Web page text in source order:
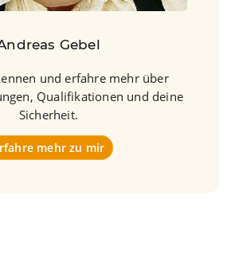
Gebel
und erfahre mehr über
Qualifikationen und deine
Sicherheit.
mehr zu mir